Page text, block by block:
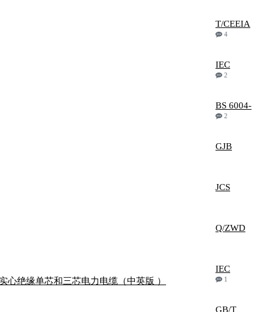
T/CEEIA
4
IEC
2
BS 6004-
2
GJB
JCS
Q/ZWD
IEC
绝缘单芯和三芯电力电缆（中英版 ）
1
GB/T